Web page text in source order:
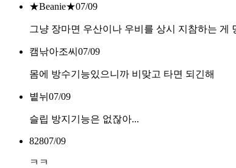
★Beanie★07/09
그냥 장마면 우산이나 우비를 상시 지참하는 게
캠낚아조씨 07/09
몸에 방수기능있으니까 비맞고 타면 되긴해
볕뉘 07/09
슬립 방지기능은 없잖아...
82807/09
ㅋㅋ